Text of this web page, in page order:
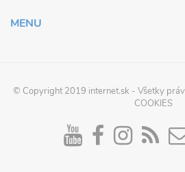
MENU
© Copyright 2019 internet.sk - Všetky
COOKIES